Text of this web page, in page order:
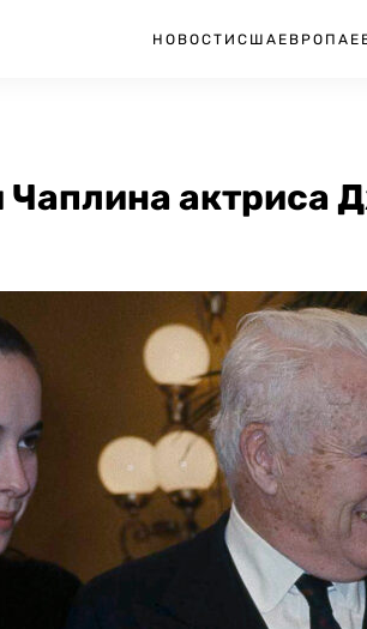
НОВОСТИ США ЕВРОПА
Чаплина актриса